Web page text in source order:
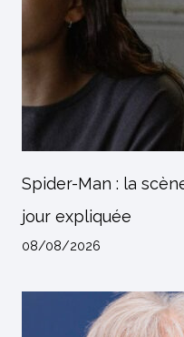
Spider-Man : la
jour expliquée
08/08/2026